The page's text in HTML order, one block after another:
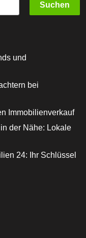
Suchen
und
bei
Immobilienverkauf
der Nähe: Lokale
24: Ihr Schlüssel